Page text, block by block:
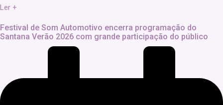
Ler +
Festival de Som Automotivo encerra programação do
Santana Verão 2026 com grande participação do público